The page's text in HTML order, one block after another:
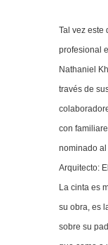
Tal vez este
profesional
Nathaniel
través de
con
nominado
Arquitecto:
La cinta es
su obra, es
sobre su